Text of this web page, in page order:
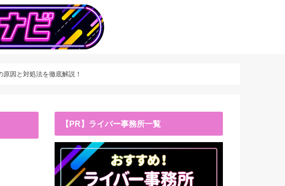
因と対処法を徹底解説！
【PR】ライバー事務所一覧